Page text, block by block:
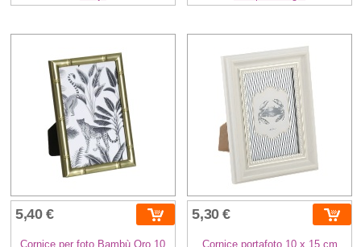
5,40 €
Cornice per foto Bambù Oro 10
5,30 €
Cornice portafoto 10 x 15 cm